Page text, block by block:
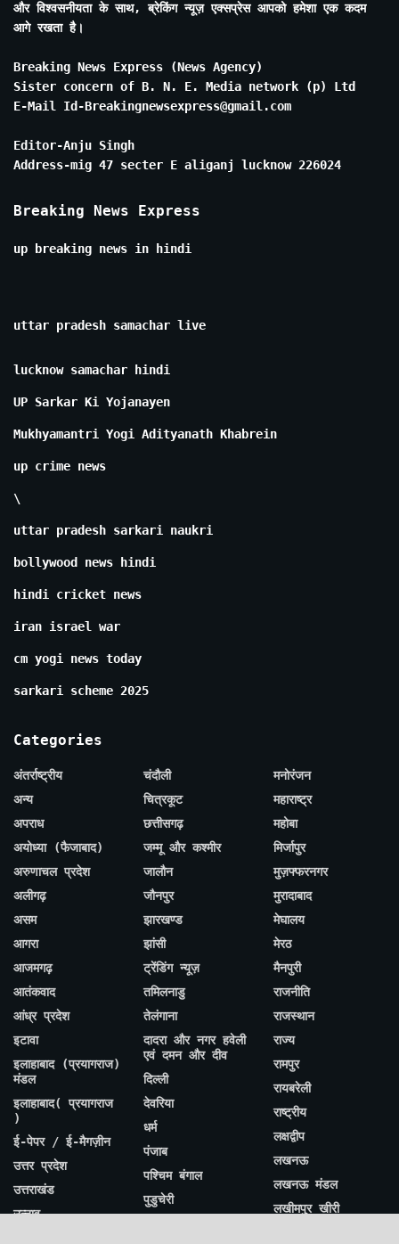
और विश्वसनीयता के साथ, ब्रेकिंग न्यूज़ एक्सप्रेस आपको हमेशा एक कदम
आगे रखता है।
Breaking News Express (News Agency)
Sister concern of B. N. E. Media network (p) Ltd
E-Mail Id-Breakingnewsexpress@gmail.com
Editor-Anju Singh
Address-mig 47 secter E aliganj lucknow 226024
Breaking News Express
up breaking news in hindi
uttar pradesh samachar live
lucknow samachar hindi
UP Sarkar Ki Yojanayen
Mukhyamantri Yogi Adityanath Khabrein
up crime news
\
uttar pradesh sarkari naukri
bollywood news hindi
hindi cricket news
iran israel war
cm yogi news today
sarkari scheme 2025
Categories
अंतर्राष्ट्रीय
अन्य
अपराध
अयोध्या (फैजाबाद)
अरुणाचल प्रदेश
अलीगढ़
असम
आगरा
आजमगढ़
आतंकवाद
आंध्र प्रदेश
इटावा
इलाहाबाद (प्रयागराज)
मंडल
इलाहाबाद( प्रयागराज
)
ई-पेपर / ई-मैगज़ीन
उत्तर प्रदेश
उत्तराखंड
उन्नाव
चंदौली
चित्रकूट
छत्तीसगढ़
जम्मू और कश्मीर
जालौन
जौनपुर
झारखण्ड
झांसी
ट्रेंडिंग न्यूज़
तमिलनाडु
तेलंगाना
दादरा और नगर हवेली
एवं दमन और दीव
दिल्ली
देवरिया
धर्म
पंजाब
पश्चिम बंगाल
पुडुचेरी
मनोरंजन
महाराष्ट्र
महोबा
मिर्जापुर
मुज़फ्फरनगर
मुरादाबाद
मेघालय
मेरठ
मैनपुरी
राजनीति
राजस्थान
राज्य
रामपुर
रायबरेली
राष्ट्रीय
लक्षद्वीप
लखनऊ
लखनऊ मंडल
लखीमपुर खीरी